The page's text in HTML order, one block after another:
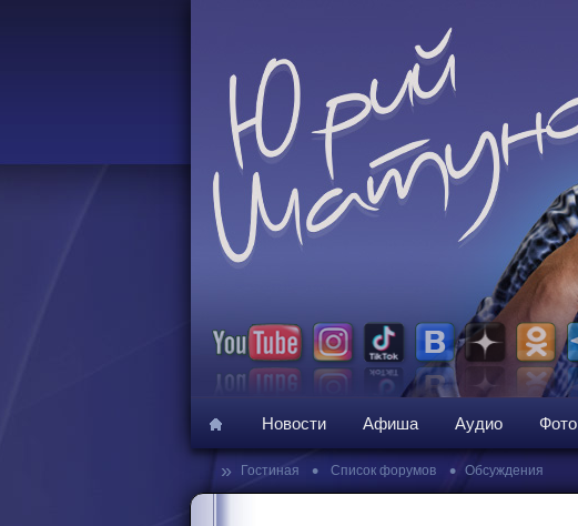
Новости Афиша Аудио Фото
» Гостиная • Список форумов • Обсуждения